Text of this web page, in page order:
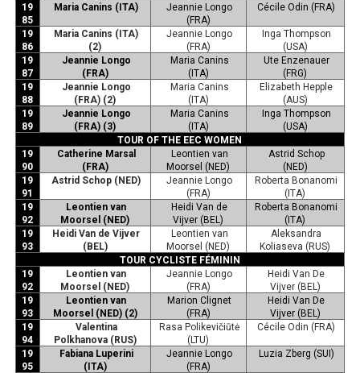
19
85
Maria Canins (ITA)
Jeannie Longo
(FRA)
Cécile Odin (FRA)
19
86
Maria Canins (ITA)
(2)
Jeannie Longo
(FRA)
Inga Thompson
(USA)
19
87
Jeannie Longo
(FRA)
Maria Canins
(ITA)
Ute Enzenauer
(FRG)
19
88
Jeannie Longo
(FRA) (2)
Maria Canins
(ITA)
Elizabeth Hepple
(AUS)
19
89
Jeannie Longo
(FRA) (3)
Maria Canins
(ITA)
Inga Thompson
(USA)
TOUR OF THE EEC WOMEN
19
90
Catherine Marsal
(FRA)
Leontien van
Moorsel (NED)
Astrid Schop
(NED)
19
91
Astrid Schop (NED)
Jeannie Longo
(FRA)
Roberta Bonanomi
(ITA)
19
92
Leontien van
Moorsel (NED)
Heidi Van de
Vijver (BEL)
Roberta Bonanomi
(ITA)
19
93
Heidi Van de Vijver
(BEL)
Leontien van
Moorsel (NED)
Aleksandra
Koliaseva (RUS)
TOUR CYCLISTE FÉMININ
19
92
Leontien van
Moorsel (NED)
Jeannie Longo
(FRA)
Heidi Van De
Vijver (BEL)
19
93
Leontien van
Moorsel (NED) (2)
Marion Clignet
(FRA)
Heidi Van De
Vijver (BEL)
19
94
Valentina
Polkhanova (RUS)
Rasa Polikevičiūtė
(LTU)
Cécile Odin (FRA)
19
95
Fabiana Luperini
(ITA)
Jeannie Longo
(FRA)
Luzia Zberg (SUI)